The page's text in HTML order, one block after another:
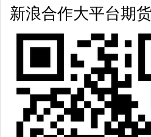
新浪合作大平台期